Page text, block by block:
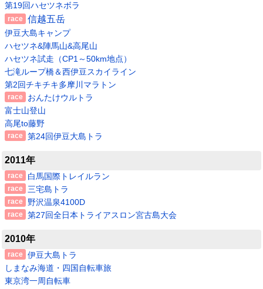
第19回ハセツネボラ
信越五岳
伊豆大島キャンプ
ハセツネ&陣馬山&高尾山
ハセツネ試走（CP1～50km地点）
七滝ループ橋＆西伊豆スカイライン
第2回チキチキ多摩川マラトン
おんたけウルトラ
富士山登山
高尾to藤野
第24回伊豆大島トラ
2011年
白馬国際トレイルラン
三宅島トラ
野沢温泉4100D
第27回全日本トライアスロン宮古島大会
2010年
伊豆大島トラ
しまなみ海道・四国自転車旅
東京湾一周自転車